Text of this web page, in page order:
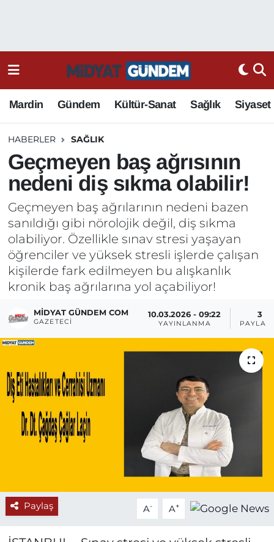
Mardin Gündem Kültür-Sanat Sağlık Siyaset
HABERLER SAĞLIK
Geçmeyen baş ağrısının
nedeni diş sıkma olabilir!
Geçmeyen baş ağrılarının nedeni bazen
sanıldığı gibi nörolojik değil, diş sıkma
olabiliyor. Özellikle sınav stresi yaşayan
öğrenciler ve yüksek stresli işlerde çalışan
kişilerde fark edilmeyen bu alışkanlık
kronik baş ağrılarına yol açabiliyor!
MIDYAT GÜNDEM COM
GAZETECI
10.03.2026 - 09:22
YAYINLANMA
3
Paylaş A- A+